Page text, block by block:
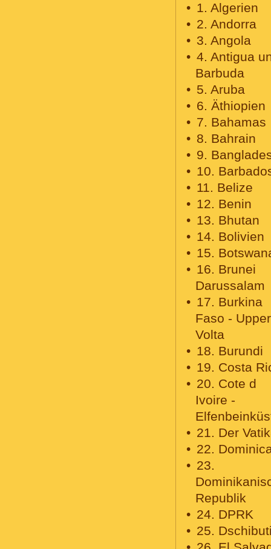
1. Algerien
2. Andorra
3. Angola
4. Antigua
Barbuda
5. Aruba
6. Äthiopien
7. Bahamas
8. Bahrain
9.
10.
11. Belize
12. Benin
13. Bhutan
14. Bolivien
15.
16. Brunei
Darussalam
17. Burkina
Faso - Upper
Volta
18. Burundi
19. Costa
20. Cote d
Ivoire -
21. Der
22.
23.
Republik
24. DPRK
25.